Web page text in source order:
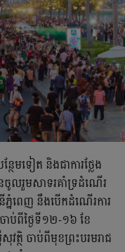
ែមទៀត និងជាការថ្លែង
លរួមសាទរគាំទ្រដំណើរ
ានីភ្នំពេញ នឹងបើកដំណើរការ
ចាប់ពីថ្ងៃទី១២-១៦ ខែ
ត្ថិ ចាប់ពីមុខព្រះបរមរាជ